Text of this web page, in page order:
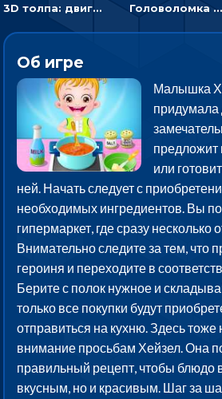
3D толпа: двигаться и собирать цветных человечков Головоломка Линии: собери шарики в ряд из 5
Об игре
Малышка
придумала
предложит
или
ней. Начать следует с
необходимых ингредиентов. Вы
гипермаркет, где сразу несколько
Внимательно следите за тем, что
героиня и переходите в
Берите с полок нужное и
только все покупки будут
отправиться на кухню. Здесь тоже
внимание просьбам Хейзел. Она
правильный рецепт, чтобы блюдо
вкусным, но и красивым. Шаг за